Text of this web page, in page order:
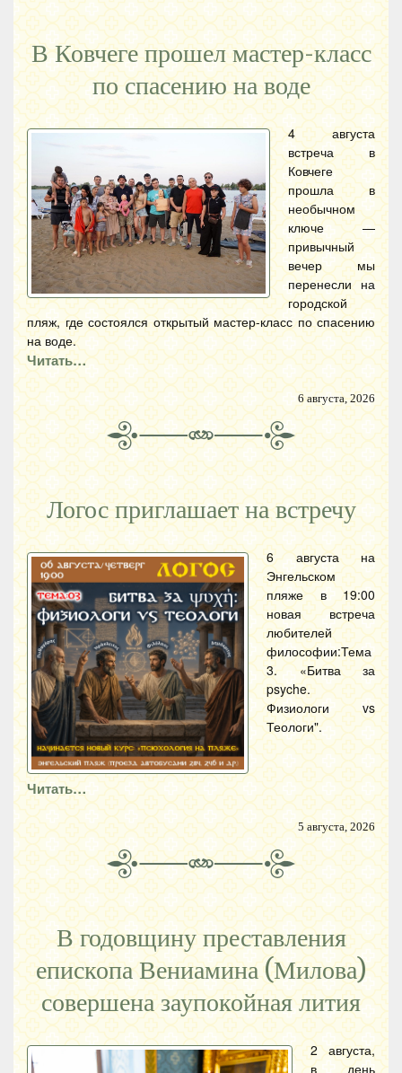
В Ковчеге прошел мастер-класс
по спасению на воде
4 августа
встреча в
Ковчеге
прошла в
необычном
ключе —
привычный
вечер мы
перенесли на
городской
пляж, где состоялся открытый мастер-класс по спасению
на воде.
Читать…
6 августа, 2026
Логос приглашает на встречу
6 августа на
Энгельском
пляже в 19:00
новая встреча
любителей
философии:Тема
3. «Битва за
psyche.
Физиологи vs
Теологи".
Читать…
5 августа, 2026
В годовщину преставления
епископа Вениамина (Милова)
совершена заупокойная лития
2 августа,
в день